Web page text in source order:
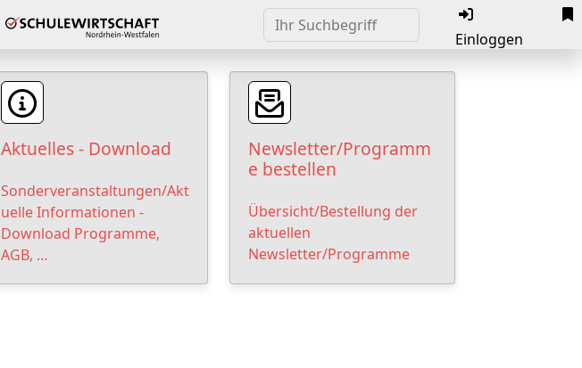
Einloggen
Aktuelles - Download
Sonderveranstaltungen/Akt
uelle Informationen -
Download Programme,
AGB, …
Newsletter/Programm
e bestellen
Übersicht/Bestellung der
aktuellen
Newsletter/Programme